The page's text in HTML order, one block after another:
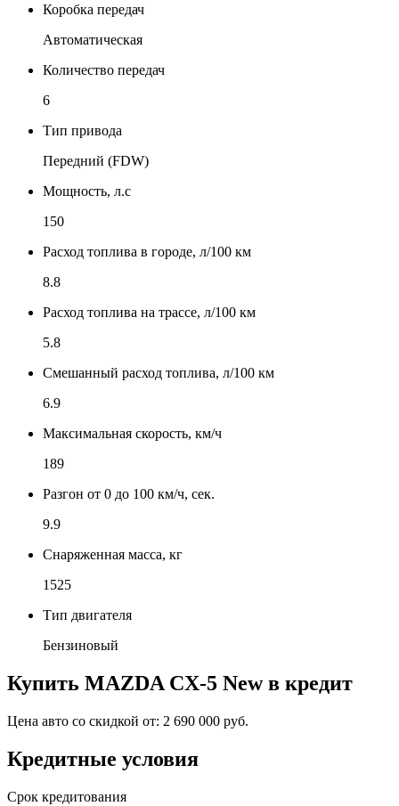
Коробка передач
Автоматическая
Количество передач
6
Тип привода
Передний (FDW)
Мощность, л.с
150
Расход топлива в городе, л/100 км
8.8
Расход топлива на трассе, л/100 км
5.8
Смешанный расход топлива, л/100 км
6.9
Максимальная скорость, км/ч
189
Разгон от 0 до 100 км/ч, сек.
9.9
Снаряженная масса, кг
1525
Тип двигателя
Бензиновый
Купить MAZDA CX-5 Newв кредит
Цена авто со скидкой от: 2 690 000 руб.
Кредитные условия
Срок кредитования